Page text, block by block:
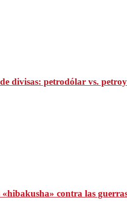
divisas: petrodólar vs.
contra las